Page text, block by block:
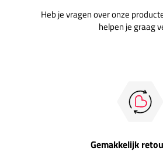
Heb je vragen over onze
helpen je graag
Gemakkelijk